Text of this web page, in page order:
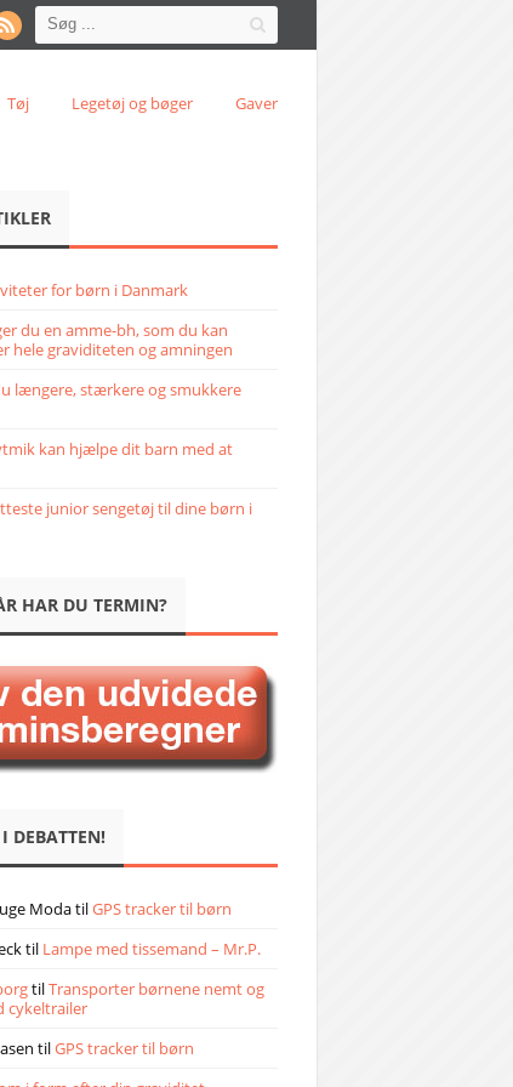
Tøj Legetøj og bøger Gaver
for børn i Danmark
du en amme-bh, som du kan
hele graviditeten og amningen
længere, stærkere og smukkere
kan hjælpe dit barn med at
junior sengetøj til dine børn i
HAR DU TERMIN?
DEBATTEN!
ModatilGPS tracker til børn
til Lampe med tissemand – Mr.P.
tilTransporter børnene nemt og
cykeltrailer
tilGPS tracker til børn